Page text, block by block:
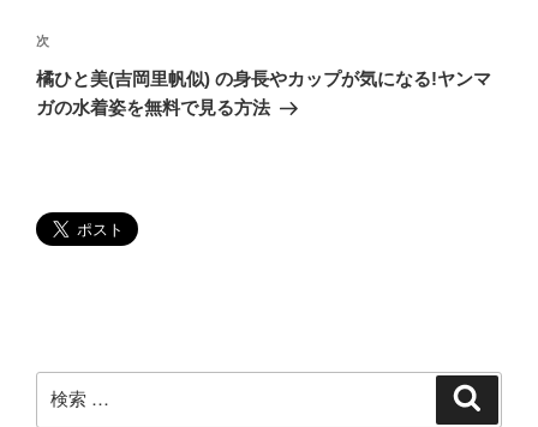
ゲ
ー
シ
稿
次
の
投
次
橘ひと美(吉岡里帆似) の身長やカップが気になる!ヤンマ
ガの水着姿を無料で見る方法
検
索: